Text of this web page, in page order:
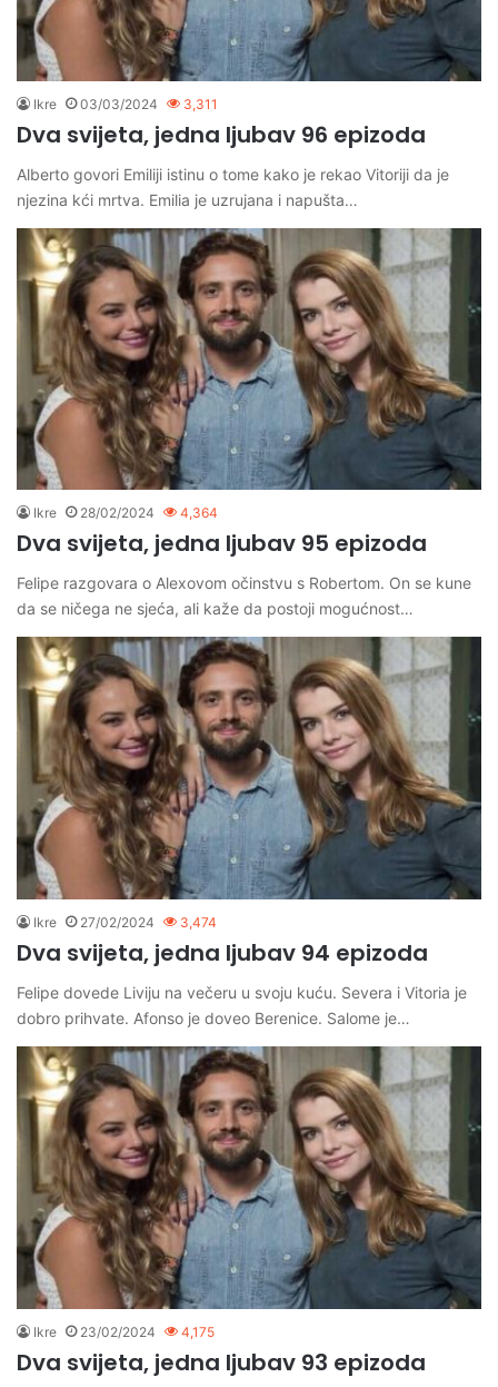
Ikre 03/03/2024 3,311
Dva svijeta, jedna ljubav 96 epizoda
Alberto govori Emiliji istinu o tome kako je rekao Vitoriji da je
njezina kći mrtva. Emilia je uzrujana i napušta…
Ikre 28/02/2024 4,364
Dva svijeta, jedna ljubav 95 epizoda
Felipe razgovara o Alexovom očinstvu s Robertom. On se kune
da se ničega ne sjeća, ali kaže da postoji mogućnost…
Ikre 27/02/2024 3,474
Dva svijeta, jedna ljubav 94 epizoda
Felipe dovede Liviju na večeru u svoju kuću. Severa i Vitoria je
dobro prihvate. Afonso je doveo Berenice. Salome je…
Ikre 23/02/2024 4,175
Dva svijeta, jedna ljubav 93 epizoda